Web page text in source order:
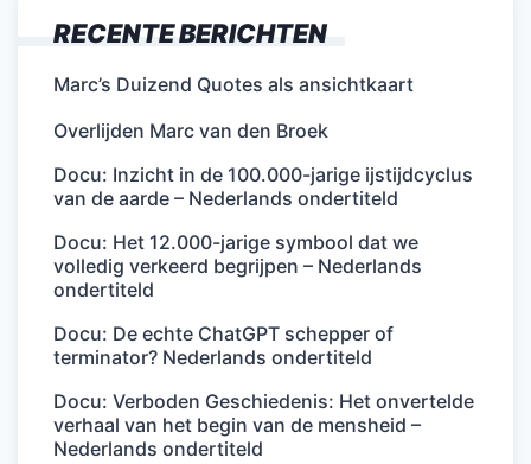
RECENTE BERICHTEN
Marc’s Duizend Quotes als ansichtkaart
Overlijden Marc van den Broek
Docu: Inzicht in de 100.000-jarige ijstijdcyclus
van de aarde – Nederlands ondertiteld
Docu: Het 12.000-jarige symbool dat we
volledig verkeerd begrijpen – Nederlands
ondertiteld
Docu: De echte ChatGPT schepper of
terminator? Nederlands ondertiteld
Docu: Verboden Geschiedenis: Het onvertelde
verhaal van het begin van de mensheid –
Nederlands ondertiteld